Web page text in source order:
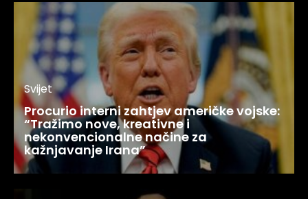
Svijet
Procurio interni zahtjev američke vojske:
“Tražimo nove, kreativne i
nekonvencionalne načine za
kažnjavanje Irana”